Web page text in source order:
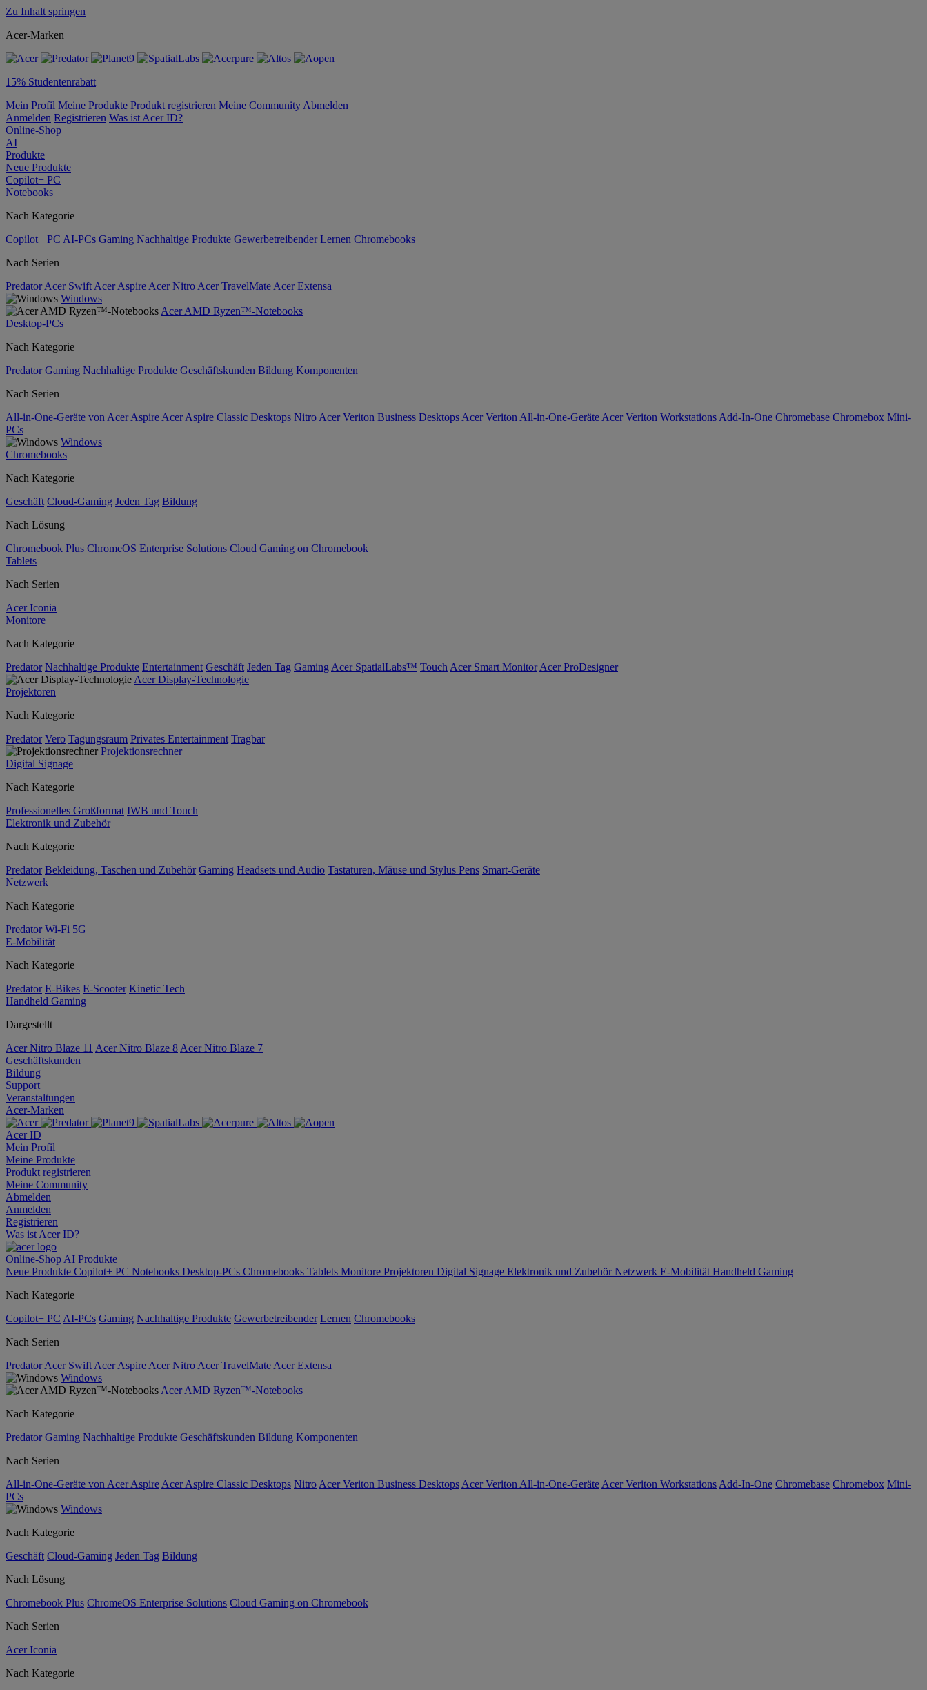
Zu Inhalt springen
Acer-Marken
15% Studentenrabatt
Mein Profil Meine Produkte Produkt registrieren Meine Community Abmelden
Anmelden Registrieren Was ist Acer ID?
Online-Shop
AI
Produkte
Neue Produkte
Copilot+ PC
Notebooks
Nach Kategorie
Copilot+ PC AI-PCs Gaming Nachhaltige Produkte Gewerbetreibender Lernen Chromebooks
Nach Serien
Predator Acer Swift Acer Aspire Acer Nitro Acer TravelMate Acer Extensa
Windows
Acer AMD Ryzen™-Notebooks
Desktop-PCs
Nach Kategorie
Predator Gaming Nachhaltige Produkte Geschäftskunden Bildung Komponenten
Nach Serien
All-in-One-Geräte von Acer Aspire Acer Aspire Classic Desktops Nitro Acer Veriton Business Desktops Acer Veriton All-in-One-Geräte Acer Veriton Workstations Add-In-One Chromebase Chromebox Mini-
PCs
Windows
Chromebooks
Nach Kategorie
Geschäft Cloud-Gaming Jeden Tag Bildung
Nach Lösung
Chromebook Plus ChromeOS Enterprise Solutions Cloud Gaming on Chromebook
Tablets
Nach Serien
Acer Iconia
Monitore
Nach Kategorie
Predator Nachhaltige Produkte Entertainment Geschäft Jeden Tag Gaming Acer SpatialLabs™ Touch Acer Smart Monitor Acer ProDesigner
Acer Display-Technologie
Projektoren
Nach Kategorie
Predator Vero Tagungsraum Privates Entertainment Tragbar
Projektionsrechner
Digital Signage
Nach Kategorie
Professionelles Großformat IWB und Touch
Elektronik und Zubehör
Nach Kategorie
Predator Bekleidung, Taschen und Zubehör Gaming Headsets und Audio Tastaturen, Mäuse und Stylus Pens Smart-Geräte
Netzwerk
Nach Kategorie
Predator Wi-Fi 5G
E-Mobilität
Nach Kategorie
Predator E-Bikes E-Scooter Kinetic Tech
Handheld Gaming
Dargestellt
Acer Nitro Blaze 11 Acer Nitro Blaze 8 Acer Nitro Blaze 7
Geschäftskunden
Bildung
Support
Veranstaltungen
Acer-Marken
Acer ID
Mein Profil
Meine Produkte
Produkt registrieren
Meine Community
Abmelden
Anmelden
Registrieren
Was ist Acer ID?
Online-Shop AI Produkte
Neue Produkte Copilot+ PC Notebooks Desktop-PCs Chromebooks Tablets Monitore Projektoren Digital Signage Elektronik und ZubehörNetzwerk E-Mobilität Handheld Gaming
Nach Kategorie
Copilot+ PC AI-PCs Gaming Nachhaltige Produkte Gewerbetreibender Lernen Chromebooks
Nach Serien
Predator Acer Swift Acer Aspire Acer Nitro Acer TravelMate Acer Extensa
Windows
Acer AMD Ryzen™-Notebooks
Nach Kategorie
Predator Gaming Nachhaltige Produkte Geschäftskunden Bildung Komponenten
Nach Serien
All-in-One-Geräte von Acer Aspire Acer Aspire Classic Desktops Nitro Acer Veriton Business Desktops Acer Veriton All-in-One-Geräte Acer Veriton Workstations Add-In-One Chromebase Chromebox Mini-
PCs
Windows
Nach Kategorie
Geschäft Cloud-Gaming Jeden Tag Bildung
Nach Lösung
Chromebook Plus ChromeOS Enterprise Solutions Cloud Gaming on Chromebook
Nach Serien
Acer Iconia
Nach Kategorie